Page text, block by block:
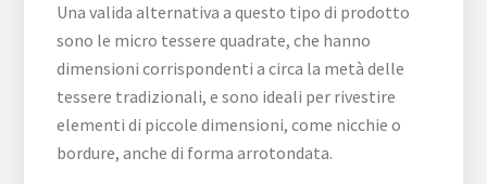
Una valida alternativa a questo tipo di prodotto
sono le micro tessere quadrate, che hanno
dimensioni corrispondenti a circa la metà delle
tessere tradizionali, e sono ideali per rivestire
elementi di piccole dimensioni, come nicchie o
bordure, anche di forma arrotondata.